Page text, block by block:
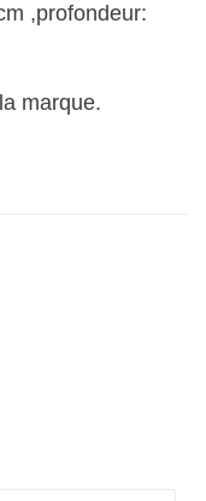
,profondeur:
marque.